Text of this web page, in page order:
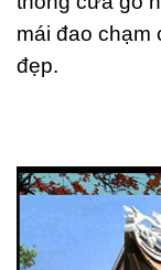
mái đao chạm
đẹp.